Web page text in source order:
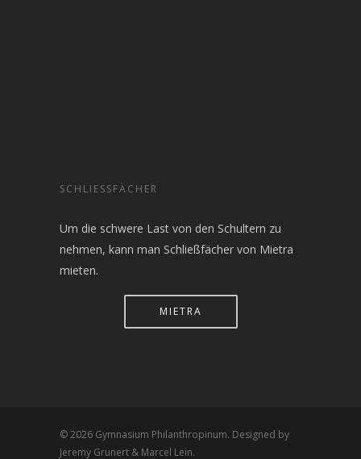
SCHLIESSFÄCHER
Um die schwere Last von den Schultern zu
nehmen, kann man Schließfächer von Mietra
mieten.
MIETRA
© 2026 Gymnasium Philanthropinum. Designed by
Jeremy Grunert & Marcel Lein.